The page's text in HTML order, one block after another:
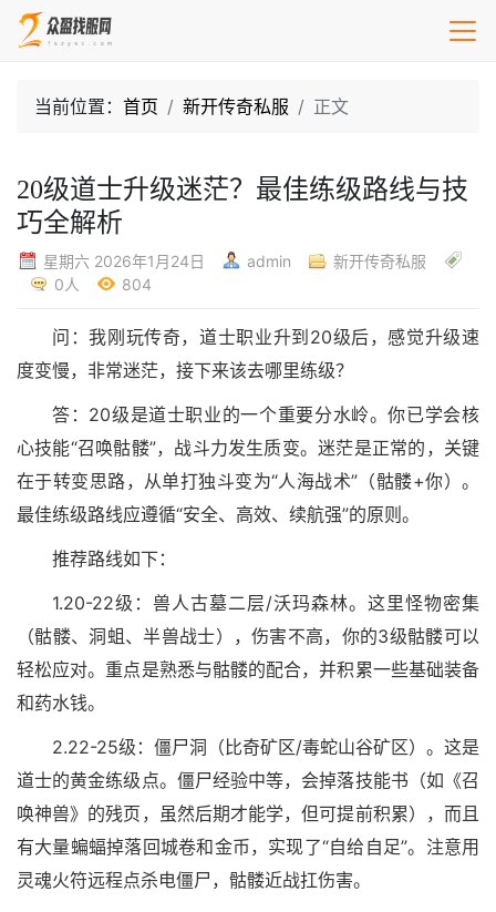
当前位置： 首页 新开传奇私服 正文
20级道士升级迷茫？最佳练级路线与技
巧全解析
星期六 2026年1月24日 admin
新开传奇私服
0人
804
问：我刚玩传奇，道士职业升到20级后，感觉升级速
度变慢，非常迷茫，接下来该去哪里练级？
答：20级是道士职业的一个重要分水岭。你已学会核
心技能“召唤骷髅”，战斗力发生质变。迷茫是正常的，关键
在于转变思路，从单打独斗变为“人海战术”（骷髅+你）。
最佳练级路线应遵循“安全、高效、续航强”的原则。
推荐路线如下：
1.20-22级：兽人古墓二层/沃玛森林。这里怪物密集
（骷髅、洞蛆、半兽战士），伤害不高，你的3级骷髅可以
轻松应对。重点是熟悉与骷髅的配合，并积累一些基础装备
和药水钱。
2.22-25级：僵尸洞（比奇矿区/毒蛇山谷矿区）。这是
道士的黄金练级点。僵尸经验中等，会掉落技能书（如《召
唤神兽》的残页，虽然后期才能学，但可提前积累），而且
有大量蝙蝠掉落回城卷和金币，实现了“自给自足”。注意用
灵魂火符远程点杀电僵尸，骷髅近战扛伤害。